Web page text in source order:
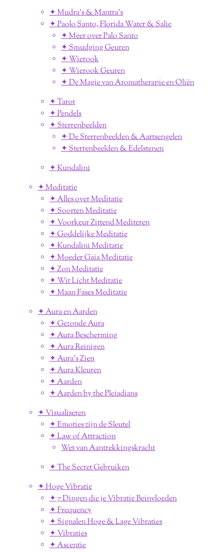
✦ Mudra's & Mantra's
✦ Paolo Santo, Florida Water & Salie
✦ Meer over Palo Santo
✦ Smudging Geuren
✦ Wierook
✦ Wierook Geuren
✦ De Magie van Aromatherapie en Oliën
✦ Tarot
✦ Pendels
✦ Sterrenbeelden
✦ De Sterrenbeelden & Aartsengelen
✦ Sterrenbeelden & Edelstenen
✦ Kundalini
✦ Meditatie
✦ Alles over Meditatie
✦ Soorten Meditatie
✦ Voorkeur Zittend Mediteren
✦ Goddelijke Meditatie
✦ Kundalini Meditatie
✦ Moeder Gaia Meditatie
✦ Zon Meditatie
✦ Wit Licht Meditatie
✦ Maan Fases Meditatie
✦ Aura en Aarden
✦ Gezonde Aura
✦ Aura Bescherming
✦ Aura Reinigen
✦ Aura's Zien
✦ Aura Kleuren
✦ Aarden
✦ Aarden by the Pleiadians
✦ Visualiseren
✦ Emoties zijn de Sleutel
✦ Law of Attraction
Wet van Aantrekkingskracht
✦ The Secret Gebruiken
✦ Hoge Vibratie
✦ 7 Dingen die je Vibratie Beinvloeden
✦ Frequency
✦ Signalen Hoge & Lage Vibraties
✦ Vibraties
✦ Ascentie